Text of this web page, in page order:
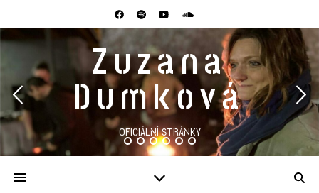
Zuzana
Dumková
OFICIÁLNÍ STRÁNKY